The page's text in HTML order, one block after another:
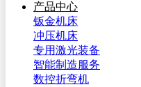
产品中心
钣金机床
冲压机床
专用激光装备
智能制造服务
数控折弯机